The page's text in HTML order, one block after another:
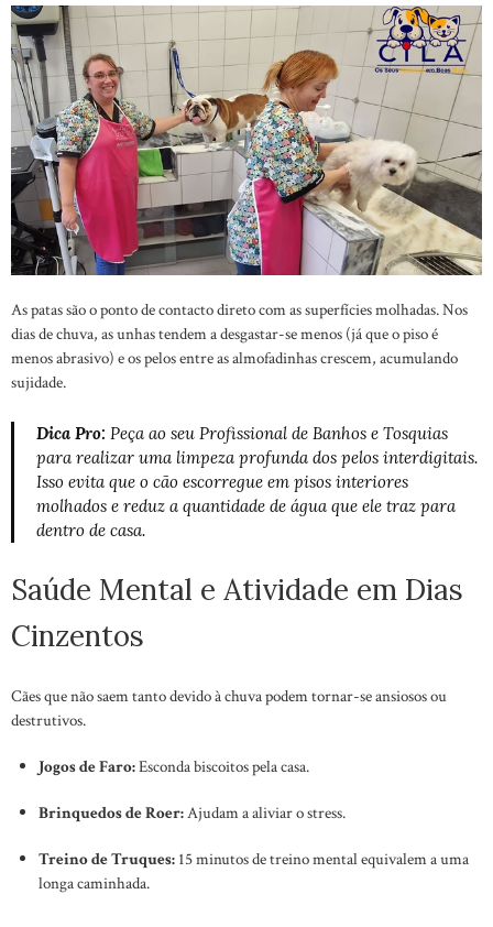
As patas são o ponto de contacto direto com as superfícies molhadas. Nos
dias de chuva, as unhas tendem a desgastar-se menos (já que o piso é
menos abrasivo) e os pelos entre as almofadinhas crescem, acumulando
sujidade.
Dica Pro: Peça ao seu Profissional de Banhos e Tosquias
para realizar uma limpeza profunda dos pelos interdigitais.
Isso evita que o cão escorregue em pisos interiores
molhados e reduz a quantidade de água que ele traz para
dentro de casa.
Saúde Mental e Atividade em Dias
Cinzentos
Cães que não saem tanto devido à chuva podem tornar-se ansiosos ou
destrutivos.
Jogos de Faro:Esconda biscoitos pela casa.
Brinquedos de Roer:Ajudam a aliviar o stress.
Treino de Truques: 15 minutos de treino mental equivalem a uma
longa caminhada.